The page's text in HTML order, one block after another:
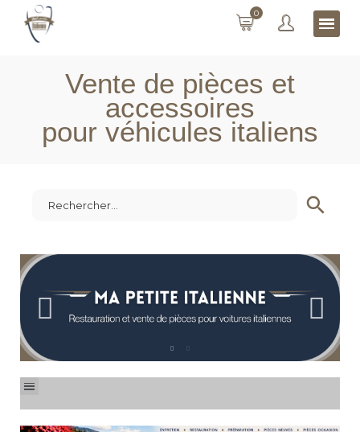
0
Vente de pièces et
accessoires
pour véhicules italiens